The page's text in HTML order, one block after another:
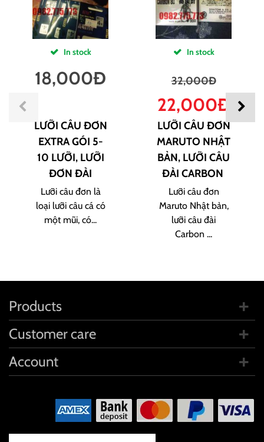
In stock
18,000Đ
LƯỠI CÂU ĐƠN
EXTRA GÓI 5-
10 LƯỠI, LƯỠI
ĐƠN ĐÀI
Lưỡi câu đơn là
loại lưỡi câu cá có
một mũi, có...
In stock
32,000Đ
22,000Đ
LƯỠI CÂU ĐƠN
MARUTO NHẬT
BẢN, LƯỠI CÂU
ĐÀI CARBON
Lưỡi câu đơn
Maruto Nhật bản,
lưỡi câu đài
Carbon ...
Products
Customer care
Account